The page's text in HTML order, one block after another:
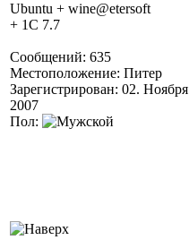
Ubuntu + wine@etersoft
+ 1C 7.7
Сообщений: 635
Местоположение: Питер
Зарегистрирован: 02. Ноября
2007
Пол: